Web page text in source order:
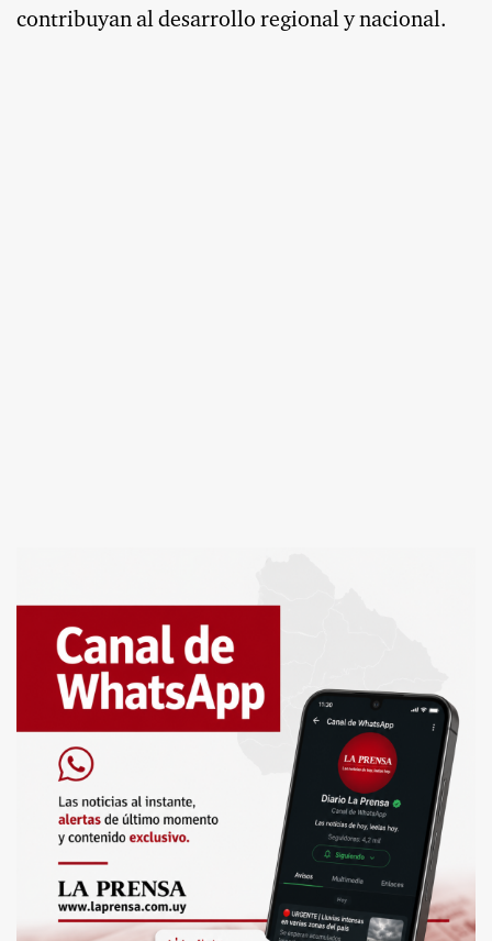
contribuyan al desarrollo regional y nacional.